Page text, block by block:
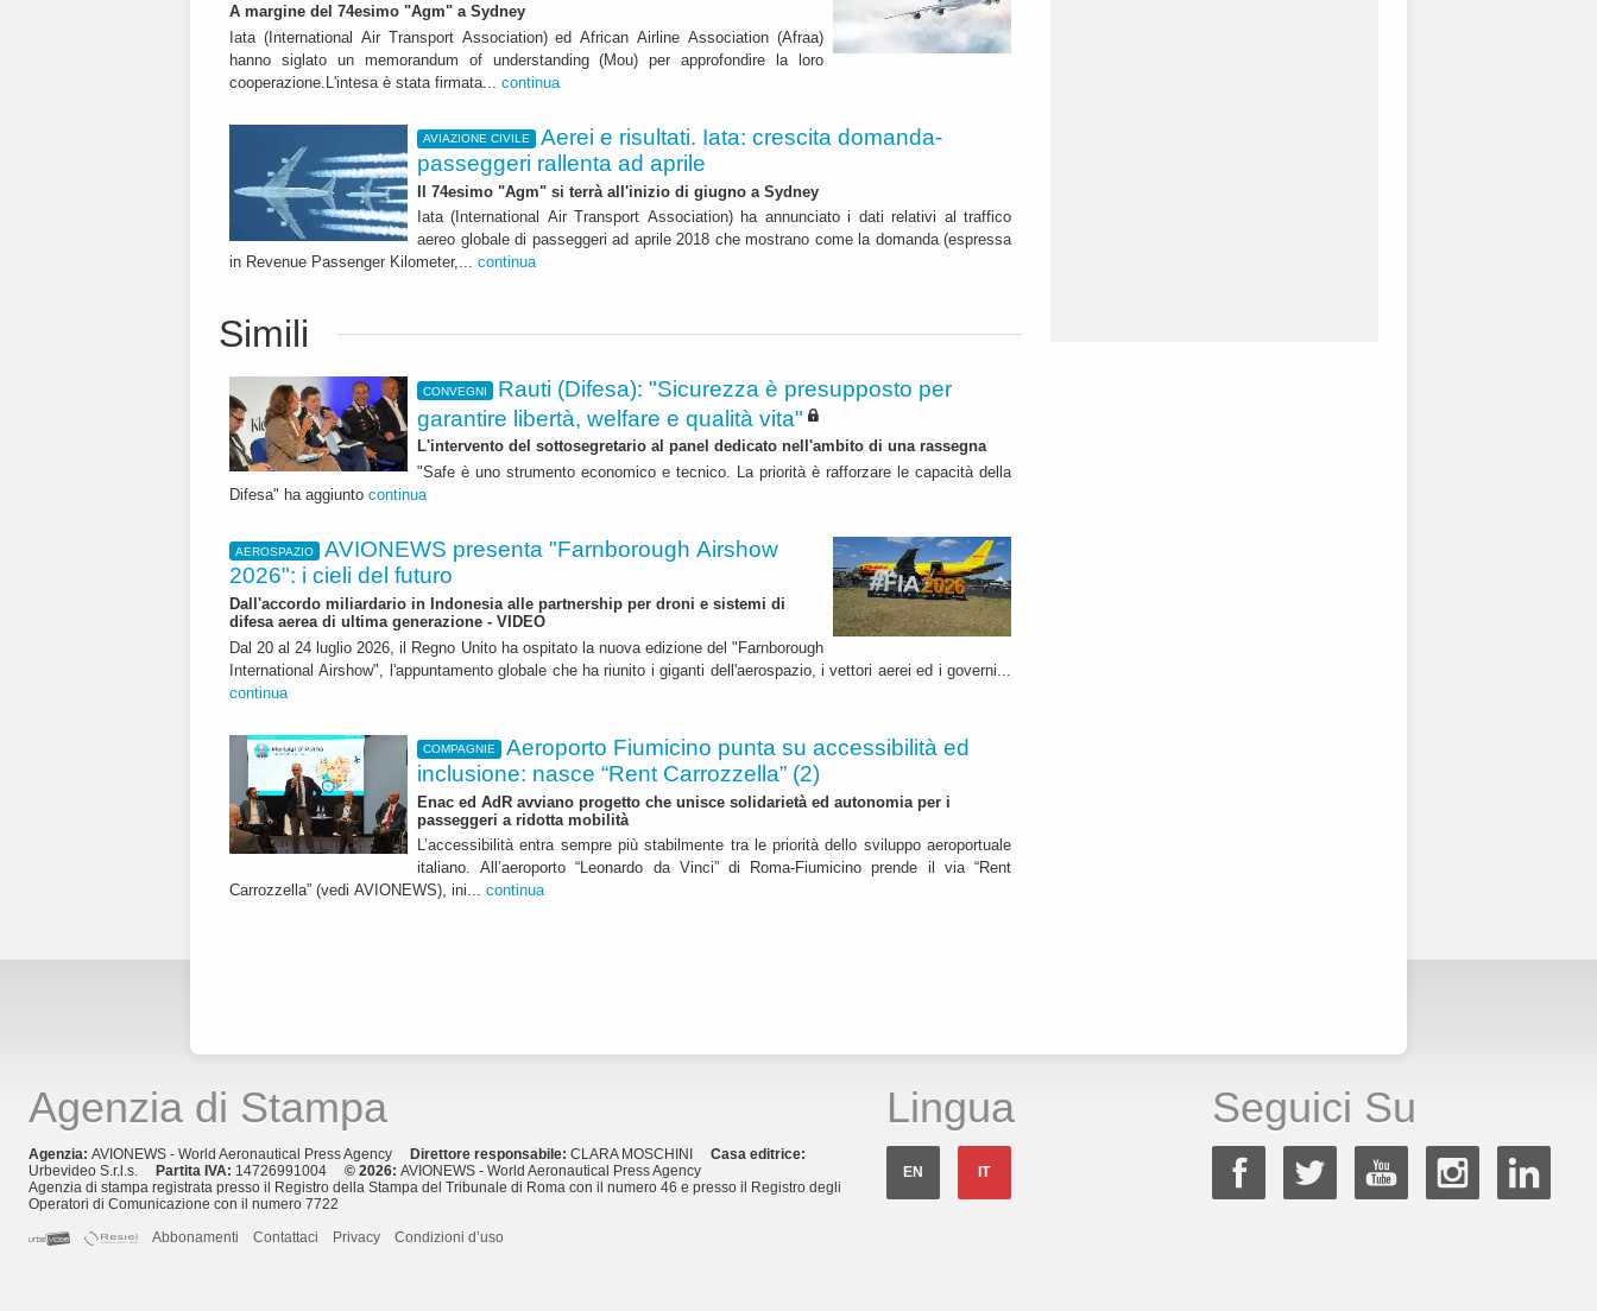
A margine del 74esimo "Agm" a Sydney
Iata (International Air Transport Association) ed African Airline Association (Afraa)
hanno siglato un memorandum of understanding (Mou) per approfondire la loro
cooperazione.L'intesa è stata firmata... continua
AVIAZIONE CIVILE
Aerei e risultati. Iata: crescita domanda-
passeggeri rallenta ad aprile
Il 74esimo "Agm" si terrà all'inizio di giugno a Sydney
Iata (International Air Transport Association) ha annunciato i dati relativi al traffico
aereo globale di passeggeri ad aprile 2018 che mostrano come la domanda (espressa
in Revenue Passenger Kilometer,... continua
Simili
CONVEGNI
Rauti (Difesa): "Sicurezza è presupposto per
garantire libertà, welfare e qualità vita"
L'intervento del sottosegretario al panel dedicato nell'ambito di una rassegna
"Safe è uno strumento economico e tecnico. La priorità è rafforzare le capacità della
Difesa" ha aggiunto continua
AEROSPAZIO
AVIONEWS presenta "Farnborough Airshow
2026": i cieli del futuro
Dall'accordo miliardario in Indonesia alle partnership per droni e sistemi di
difesa aerea di ultima generazione - VIDEO
Dal 20 al 24 luglio 2026, il Regno Unito ha ospitato la nuova edizione del "Farnborough
International Airshow", l'appuntamento globale che ha riunito i giganti dell'aerospazio, i vettori aerei ed i governi...
continua
COMPAGNIE
Aeroporto Fiumicino punta su accessibilità ed
inclusione: nasce “Rent Carrozzella” (2)
Enac ed AdR avviano progetto che unisce solidarietà ed autonomia per i
passeggeri a ridotta mobilità
L’accessibilità entra sempre più stabilmente tra le priorità dello sviluppo aeroportuale
italiano. All’aeroporto “Leonardo da Vinci” di Roma-Fiumicino prende il via “Rent
Carrozzella” (vedi AVIONEWS), ini... continua
Agenzia di Stampa
Agenzia: AVIONEWS - World Aeronautical Press Agency Direttore responsabile: CLARA MOSCHINI Casa editrice:
Urbevideo S.r.l.s.
Partita IVA: 14726991004 © 2026: AVIONEWS - World Aeronautical Press Agency
Agenzia di stampa registrata presso il Registro della Stampa del Tribunale di Roma con il numero 46 e presso il Registro degli
Operatori di Comunicazione con il numero 7722
Abbonamenti
Contattaci Privacy Condizioni d’uso
Lingua
EN IT
Seguici Su